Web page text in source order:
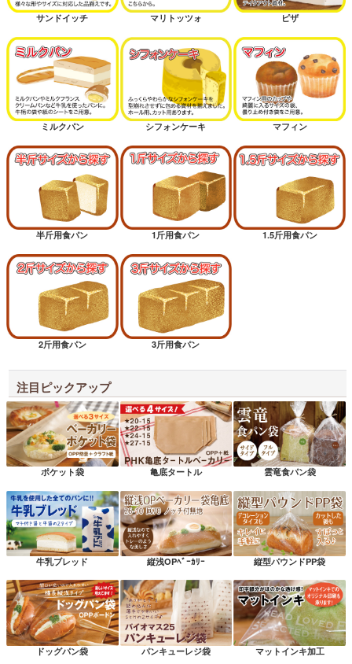
サンドイッチ マリトッツォ ピザ
ミルクパン シフォンケーキ マフィン
半斤用食パン 1斤用食パン 1.5斤用食パン
2斤用食パン 3斤用食パン
注目ピックアップ
ポケット袋 亀底タートル 雲竜食パン袋
牛乳ブレッド 縦浅OPﾍﾞｰｶﾘｰ 縦型パウンドPP袋
ドッグパン袋 パンキューレジ袋 マットインキ加工